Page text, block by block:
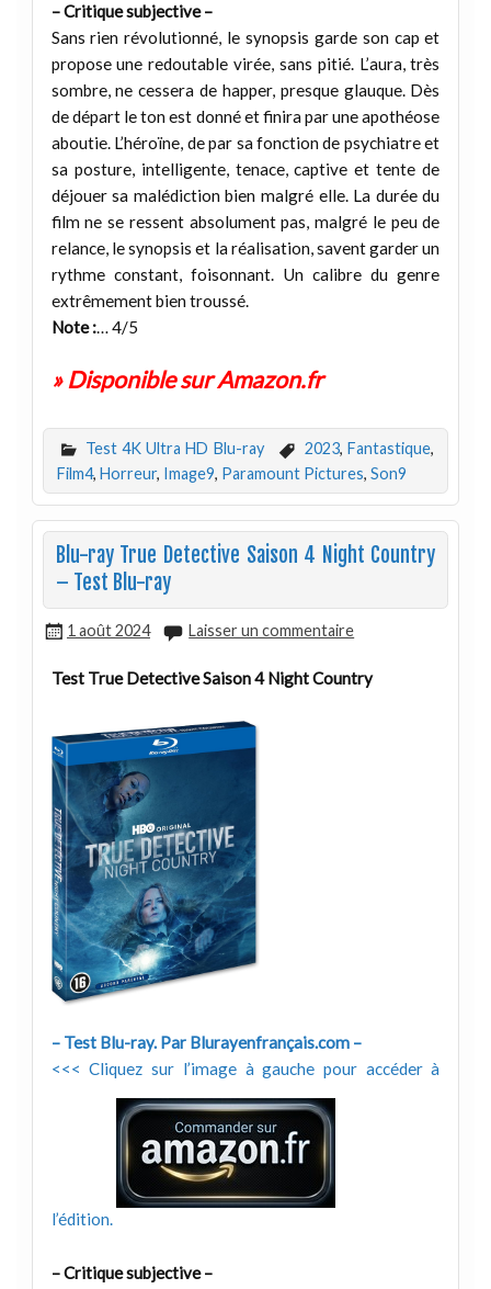
– Critique subjective –
Sans rien révolutionné, le synopsis garde son cap et
propose une redoutable virée, sans pitié. L’aura, très
sombre, ne cessera de happer, presque glauque. Dès
de départ le ton est donné et finira par une apothéose
aboutie. L’héroïne, de par sa fonction de psychiatre et
sa posture, intelligente, tenace, captive et tente de
déjouer sa malédiction bien malgré elle. La durée du
film ne se ressent absolument pas, malgré le peu de
relance, le synopsis et la réalisation, savent garder un
rythme constant, foisonnant. Un calibre du genre
extrêmement bien troussé.
Note :… 4/5
» Disponible sur Amazon.fr
Test 4K Ultra HD Blu-ray 2023,Fantastique,
Film4, Horreur, Image9, Paramount Pictures, Son9
Blu-ray True Detective Saison 4 Night Country
– Test Blu-ray
1 août 2024 Laisser un commentaire
Test True Detective Saison 4 Night Country
– Test Blu-ray. Par Blurayenfrançais.com –
<<< Cliquez sur l’image à gauche pour accéder à
l’édition.
– Critique subjective –